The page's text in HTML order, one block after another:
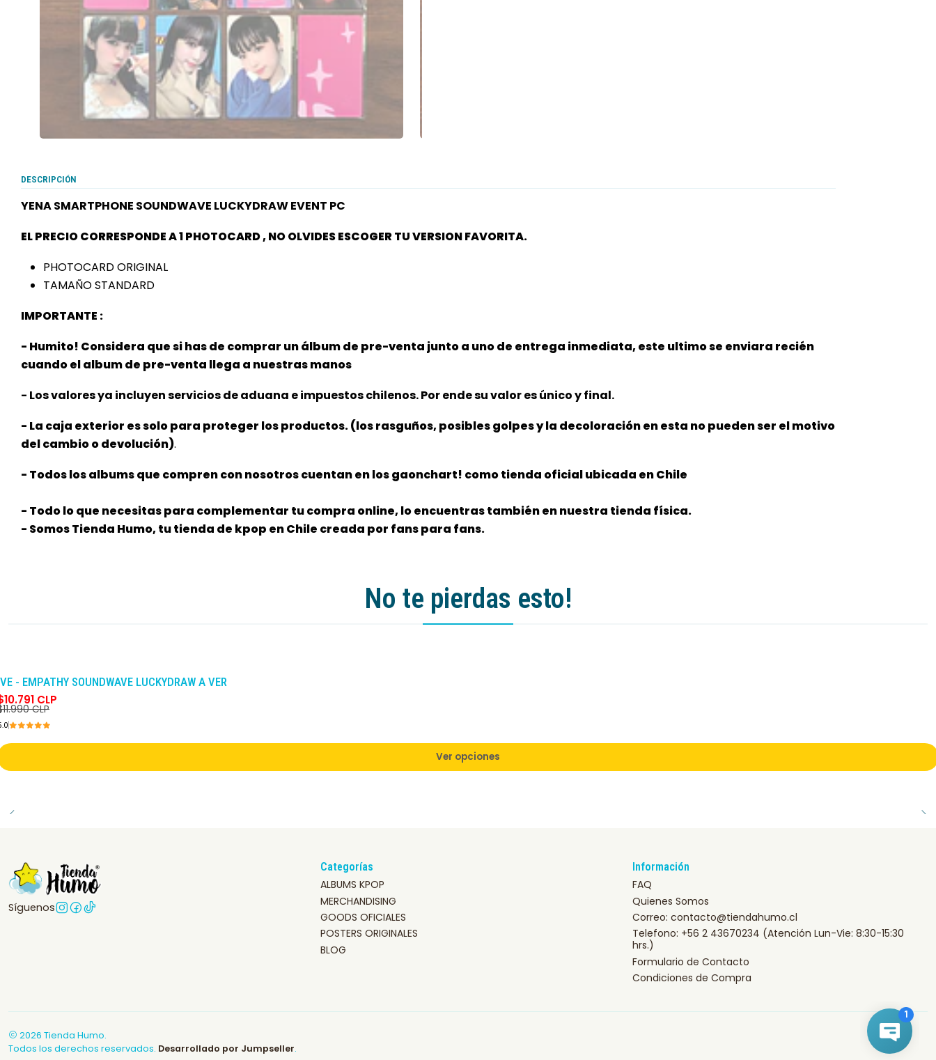
DESCRIPCIÓN
YENA SMARTPHONE SOUNDWAVE LUCKYDRAW EVENT PC
EL PRECIO CORRESPONDE A 1 PHOTOCARD , NO OLVIDES ESCOGER TU VERSION FAVORITA.
PHOTOCARD ORIGINAL
TAMAÑO STANDARD
IMPORTANTE :
- Humito! Considera que si has de comprar un álbum de pre-venta junto a uno de entrega inmediata, este ultimo se enviara recién
cuando el album de pre-venta llega a nuestras manos
- Los valores ya incluyen servicios de aduana e impuestos chilenos. Por ende su valor es único y final.
- La caja exterior es solo para proteger los productos. (los rasguños, posibles golpes y la decoloración en esta no pueden ser elmotivo
del cambio o devolución).
- Todos los albums que compren con nosotros cuentan en los gaonchart! como tienda oficial ubicada en Chile
- Todo lo que necesitas para complementar tu compra online, lo encuentras también en nuestra tienda física.
- Somos Tienda Humo, tu tienda de kpop en Chile creada por fans para fans.
No te pierdas esto!
- EMPATHY SOUNDWAVE LUCKYDRAW A VER
CLP
CLP
Ver opciones
Síguenos
Categorías
ALBUMS KPOP
MERCHANDISING
GOODS OFICIALES
POSTERS ORIGINALES
BLOG
Información
FAQ
Quienes Somos
Correo: contacto@tiendahumo.cl
Telefono: +56 2 43670234 (Atención Lun-Vie: 8:30-15:30
hrs.)
Formulario de Contacto
Condiciones de Compra
2026 Tienda Humo.
Todos los derechos reservados. Desarrollado por Jumpseller.